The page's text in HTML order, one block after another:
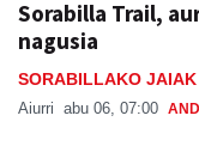
Sorabilla Trail,
nagusia
SORABILLAKO
Aiurri abu 06, 07:00